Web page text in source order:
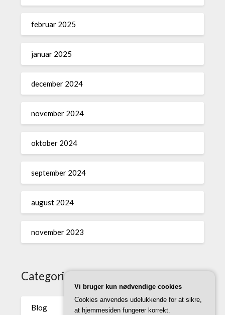
februar 2025
januar 2025
december 2024
november 2024
oktober 2024
september 2024
august 2024
november 2023
Categories
Blog
Vi bruger kun nødvendige cookies
Cookies anvendes udelukkende for at sikre,
at hjemmesiden fungerer korrekt.